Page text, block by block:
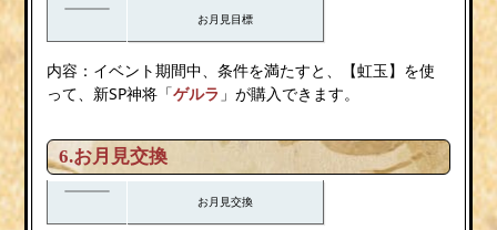
お月見目標
内容：イベント期間中、条件を満たすと、【虹玉】を使
って、新SP神将「ゲルラ 」が購入できます。
6.お月見交換
お月見交換